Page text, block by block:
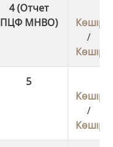
4 (Отчет
ПЦФ МНВО)
Көшіру
/
Көшіру
5
Көшіру
/
Көшіру